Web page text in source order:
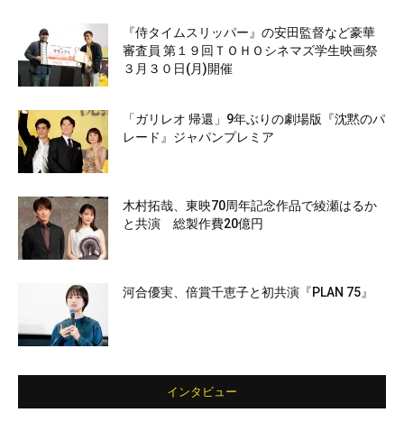
『侍タイムスリッパー』の安田監督など豪華
審査員 第１９回ＴＯＨＯシネマズ学生映画祭
３月３０日(月)開催
「ガリレオ 帰還」9年ぶりの劇場版『沈黙のパ
レード』ジャパンプレミア
木村拓哉、東映70周年記念作品で綾瀬はるか
と共演 総製作費20億円
河合優実、倍賞千恵子と初共演『PLAN 75』
インタビュー